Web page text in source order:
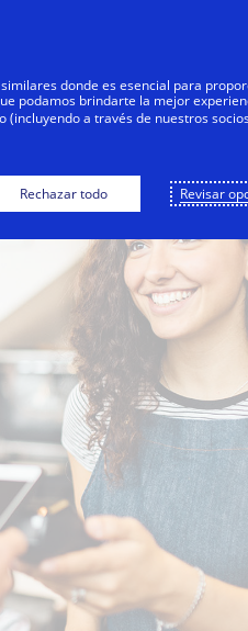
Personas
donde es esencial para
podamos brindarte la mejor
a través de nuestros
Rechazar todo Revisar